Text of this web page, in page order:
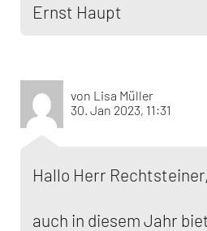
Ernst Haupt
von Lisa Müller
30. Jan 2023, 11:31
Hallo Herr Rechtsteiner,
auch in diesem Jahr